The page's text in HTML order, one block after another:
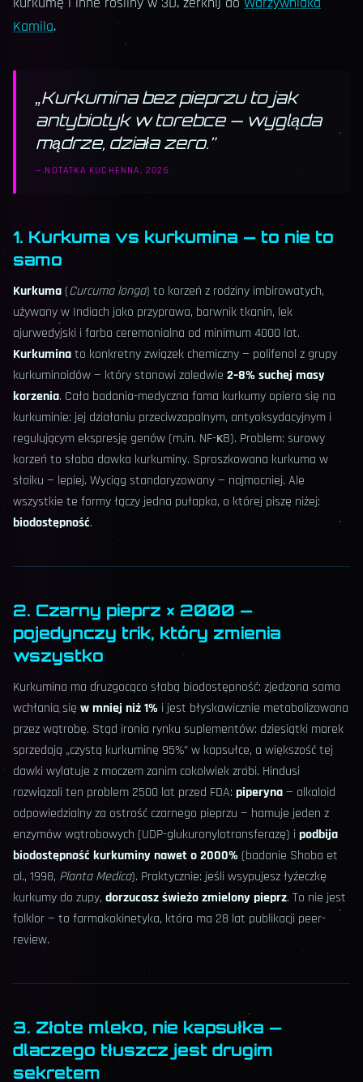
Kamila.
„Kurkumina bez pieprzu to jak
antybiotyk w torebce — wygląda
mądrze, działa zero.”
—NOTATKA KUCHENNA, 2026
1. Kurkuma vs kurkumina — to nie to
samo
Kurkuma (Curcuma longa) to korzeń z rodziny imbirowatych,
używany w Indiach jako przyprawa, barwnik tkanin, lek
ajurwedyjski i farba ceremonialna od minimum 4000 lat.
Kurkuminato konkretny związek chemiczny — polifenol z grupy
kurkuminoidów — który stanowi zaledwie 2–8% suchej masy
korzenia. Cała badania-medyczna fama kurkumy opiera się na
kurkuminie: jej działaniu przeciwzapalnym, antyoksydacyjnym i
regulującym ekspresję genów (m.in. NF-κB). Problem: surowy
korzeń to słaba dawka kurkuminy. Sproszkowana kurkuma w
słoiku — lepiej. Wyciąg standaryzowany — najmocniej. Ale
wszystkie te formy łączy jedna pułapka, o której piszę niżej:
biodostępność.
2. Czarny pieprz × 2000 —
pojedynczy trik, który zmienia
wszystko
Kurkumina ma druzgocąco słabą biodostępność: zjedzona sama
wchłania się w mniej niż 1% i jest błyskawicznie metabolizowana
przez wątrobę. Stąd ironia rynku suplementów: dziesiątki marek
sprzedają „czystą kurkuminę 95%” w kapsułce, a większość tej
dawki wylatuje z moczem zanim cokolwiek zrobi. Hindusi
rozwiązali ten problem 2500 lat przed FDA: piperyna— alkaloid
odpowiedzialny za ostrość czarnego pieprzu — hamuje jeden z
enzymów wątrobowych (UDP-glukuronylotransferazę) i podbija
biodostępność kurkuminy nawet o 2000% (badanie Shoba et
al., 1998, Planta Medica). Praktycznie: jeśli wsypujesz łyżeczkę
kurkumy do zupy, dorzucasz świeżo zmielony pieprz. To nie jest
folklor — to farmakokinetyka, która ma 28 lat publikacji peer-
review.
3. Złote mleko, nie kapsułka —
dlaczego tłuszcz jest drugim
sekretem